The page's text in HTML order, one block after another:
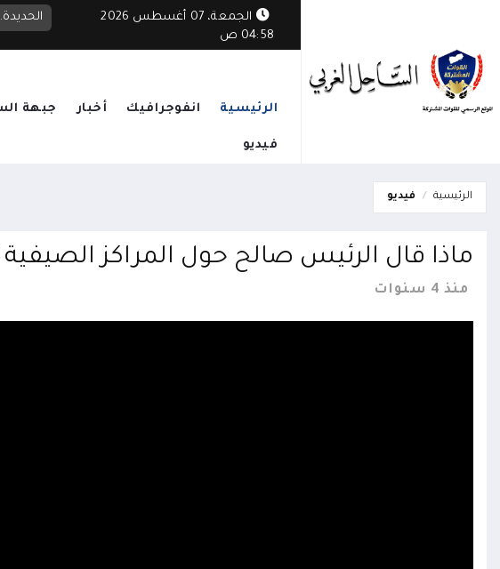
الجمعة، 07 أغسطس 2026
04:58 ص
يستهدف قرية مأهولة في الوازعية ويخلف أضراراً بممتلكات المواطنين
الرئيسية انفوجرافيك أخبار جبهة
فيديو
الرئيسية فيديو
ماذا قال الرئيس صالح حول المراكز الصيفية
منذ 4 سنوات